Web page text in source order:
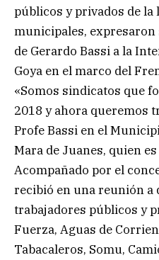
públicos y privados de la
municipales, expresaron
de Gerardo Bassi a la
Goya en el marco del
«Somos sindicatos que
2018 y ahora queremos
Profe Bassi en el
Mara de Juanes, quien
Acompañado por el
recibió en una reunión a
trabajadores públicos y
Fuerza, Aguas de
Tabacaleros, Somu,